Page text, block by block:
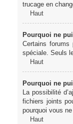
trucage en
Haut
Pourquoi ne
Certains
spéciale. Seuls
Haut
Pourquoi ne
La possibilité
fichiers joints
pourquoi vous
Haut